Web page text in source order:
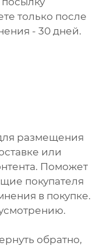
только после
- 30 дней.
размещения
или
Поможет
покупателя
в покупке.
обратно,